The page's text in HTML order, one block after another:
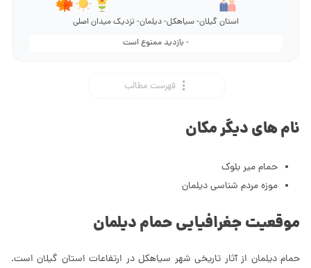
استان گیلان- سیاهکل- دیلمان- نزدیک میدان اصلی
- بازدید ممنوع است
فهرست مطالب
نام های دیگر مکان
حمام میر بلوک
موزه مردم شناسی دیلمان
موقعیت جغرافیایی حمام دیلمان
حمام دیلمان از آثار تاریخی شهر سیاهکل در ارتفاعات استان گیلان است.